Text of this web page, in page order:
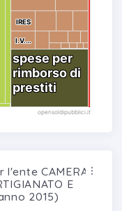
spese per
rimborso di
prestiti
spese per
rimborso di
prestiti
IRES
IRES
I.V.…
I.V.…
opensoldipubblici.it
CAMERA
E
2015)